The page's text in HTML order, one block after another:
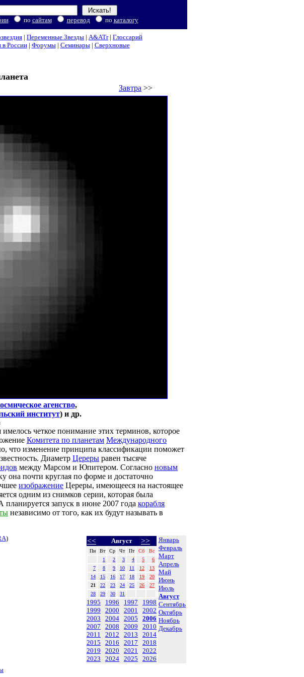
по сайтам перевод по каталогу
| Переменные Звезды | A&ATr| Глоссарий
России| Форумы| Семинары| Сверхновые
Завтра >>
агенство,
институт) и др.
четкое понимание этих терминов, которое
Комитета по планетам Международного
что изменение принципа классификации поможет
Диаметр Цереры равен тысяче
между Марсом и Юпитером. Согласно новым
она почти круглая по форме и достаточно
изображение Цереры, имеющееся на настоящее
одним из снимков серии, которая была
запуск в июне 2007 года корабля
независимо от того, как их будут называть в
<< Август >>
Пн Вт Ср Чт Пт Сб
Вс
1
2 3 4 5
6
7
8 9 10 11 12
13
14
15 16 17 18 19
20
21
22 23 24 25 26
27
28
29 30 31
1995 1996 1997
1998
1999
2000 2001
2002
2003
2004 2005
2006
2007
2008 2009
2010
2011
2012 2013
2014
2015
2016 2017
2018
2019
2020 2021
2022
2023
2024 2025 2026
Январь
Февраль
Март
Апрель
Май
Июнь
Июль
Август
Сентябрь
Октябрь
Ноябрь
Декабрь
)